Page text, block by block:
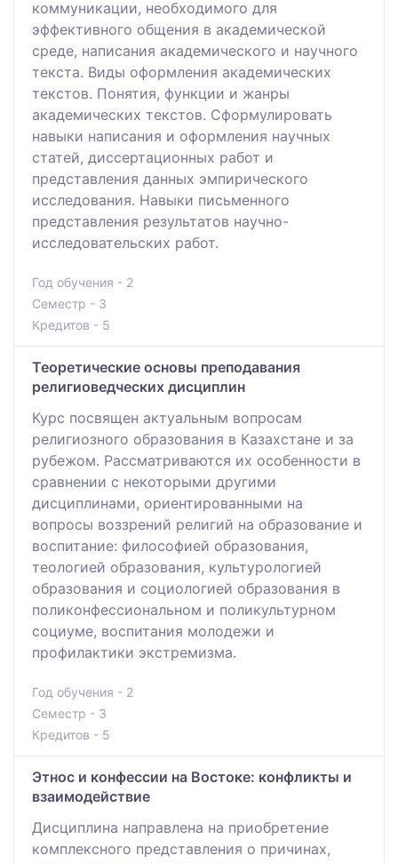
коммуникации, необходимого для
эффективного общения в академической
среде, написания академического и научного
текста. Виды оформления академических
текстов. Понятия, функции и жанры
академических текстов. Сформулировать
навыки написания и оформления научных
статей, диссертационных работ и
представления данных эмпирического
исследования. Навыки письменного
представления результатов научно-
исследовательских работ.
Год обучения - 2
Семестр - 3
Кредитов - 5
Теоретические основы преподавания
религиоведческих дисциплин
Курс посвящен актуальным вопросам
религиозного образования в Казахстане и за
рубежом. Рассматриваются их особенности в
сравнении с некоторыми другими
дисциплинами, ориентированными на
вопросы воззрений религий на образование и
воспитание: философией образования,
теологией образования, культурологией
образования и социологией образования в
поликонфессиональном и поликультурном
социуме, воспитания молодежи и
профилактики экстремизма.
Год обучения - 2
Семестр - 3
Кредитов - 5
Этнос и конфессии на Востоке: конфликты и
взаимодействие
Дисциплина направлена на приобретение
комплексного представления о причинах,